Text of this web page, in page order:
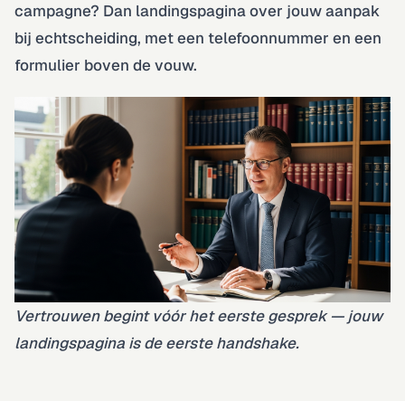
campagne? Dan landingspagina over jouw aanpak
bij echtscheiding, met een telefoonnummer en een
formulier boven de vouw.
Vertrouwen begint vóór het eerste gesprek — jouw
landingspagina is de eerste handshake.